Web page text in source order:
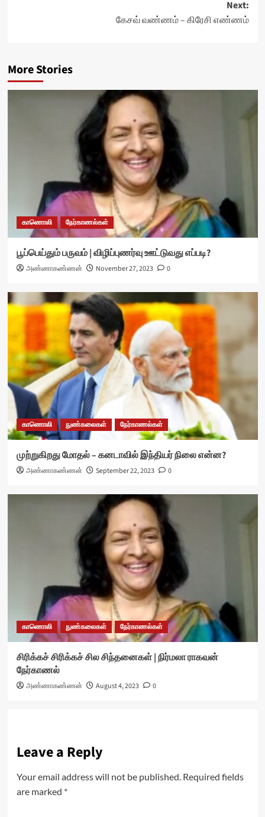
Next:
கேசவ் வண்ணம் – கிரேசி எண்ணம்
More Stories
காணொலி நேர்காணல்கள்
பூப்பெய்தும் பருவம் | விழிப்புணர்வு ஊட்டுவது எப்படி?
அண்ணாகண்ணன் November 27, 2023 0
காணொலி நுண்கலைகள் நேர்காணல்கள்
முற்றுகிறது மோதல் – கனடாவில் இந்தியர் நிலை என்ன?
அண்ணாகண்ணன் September 22, 2023 0
காணொலி நுண்கலைகள் நேர்காணல்கள்
சிரிக்கச் சிரிக்கச் சில சிந்தனைகள் | நிர்மலா ராகவன்
நேர்காணல்
அண்ணாகண்ணன் August 4, 2023 0
Leave a Reply
Your email address will not be published. Required fields
are marked *